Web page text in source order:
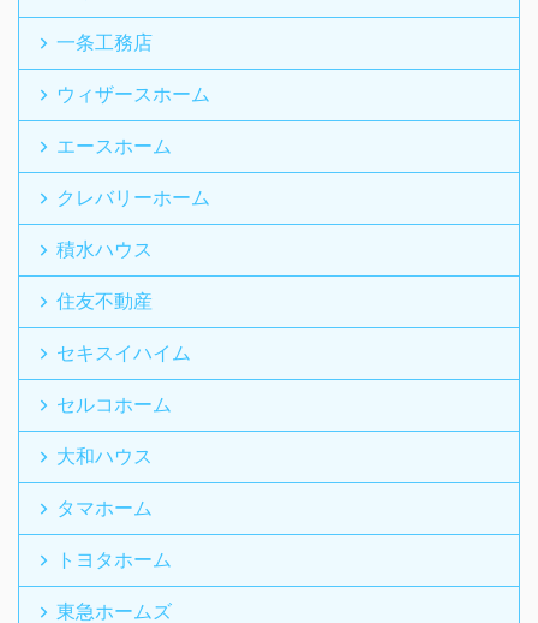
一条工務店
ウィザースホーム
エースホーム
クレバリーホーム
積水ハウス
住友不動産
セキスイハイム
セルコホーム
大和ハウス
タマホーム
トヨタホーム
東急ホームズ